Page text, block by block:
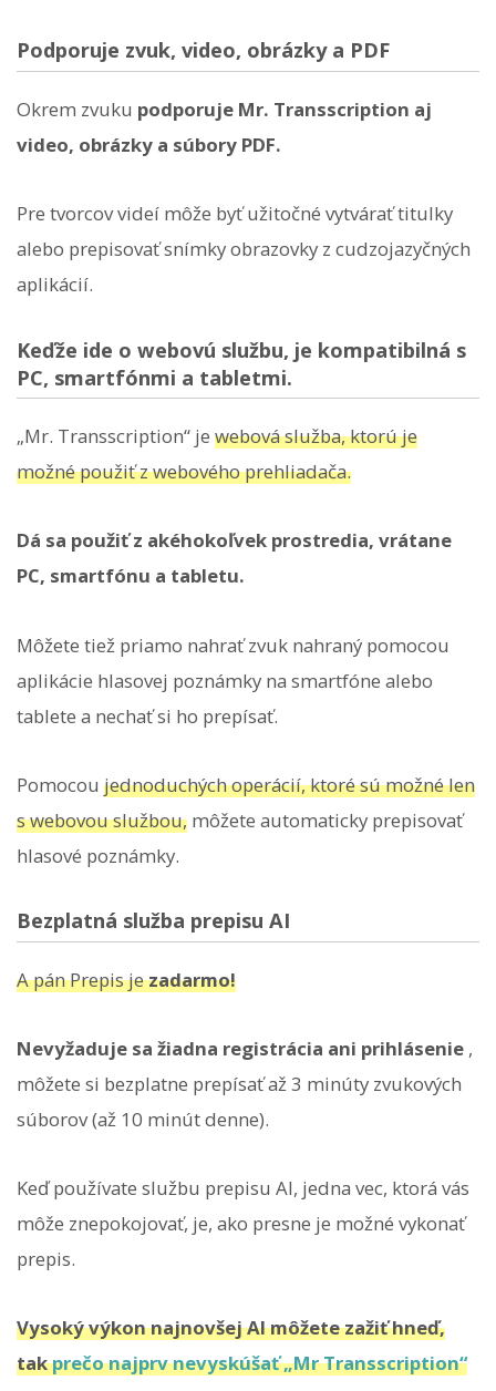
Podporuje zvuk, video, obrázky a PDF
Okrem zvuku podporuje Mr. Transscription aj
video, obrázky a súbory PDF.
Pre tvorcov videí môže byť užitočné vytvárať titulky
alebo prepisovať snímky obrazovky z cudzojazyčných
aplikácií.
Keďže ide o webovú službu, je kompatibilná s
PC, smartfónmi a tabletmi.
„Mr. Transscription“ je webová služba, ktorú je
možné použiť z webového prehliadača.
Dá sa použiť z akéhokoľvek prostredia, vrátane
PC, smartfónu a tabletu.
Môžete tiež priamo nahrať zvuk nahraný pomocou
aplikácie hlasovej poznámky na smartfóne alebo
tablete a nechať si ho prepísať.
Pomocou jednoduchých operácií, ktoré sú možné len
s webovou službou, môžete automaticky prepisovať
hlasové poznámky.
Bezplatná služba prepisu AI
A pán Prepis jezadarmo!
Nevyžaduje sa žiadna registrácia ani prihlásenie ,
môžete si bezplatne prepísať až 3 minúty zvukových
súborov (až 10 minút denne).
Keď používate službu prepisu AI, jedna vec, ktorá vás
môže znepokojovať, je, ako presne je možné vykonať
prepis.
Vysoký výkon najnovšej AI môžete zažiť hneď,
takprečo najprv nevyskúšať „Mr Transscription“